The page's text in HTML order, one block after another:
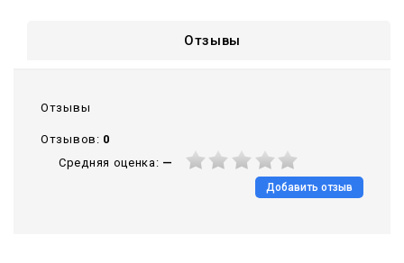
Отзывы
Отзывы
Отзывов: 0
Средняя оценка: —
Добавить отзыв